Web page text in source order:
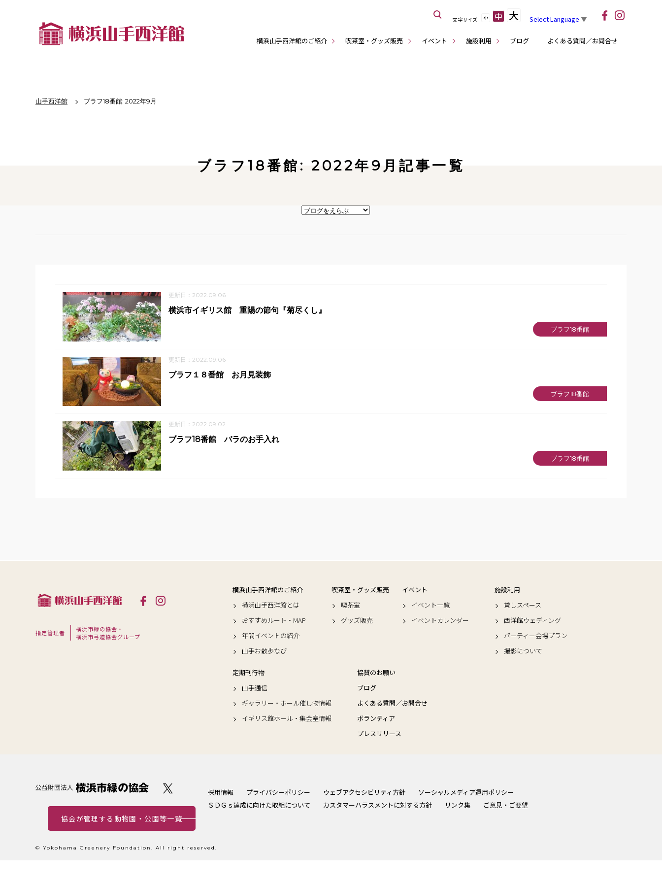
横浜山手西洋館のご紹介 喫茶室・グッズ販売 イベント 施設利用 ブログ よくある質問／お問合せ
文字サイズ 小 中 大 Select Language ▼
山手西洋館 ブラフ18番館: 2022年9月
ブラフ18番館: 2022年9月記事一覧
更新日：2022.09.06
ブラフ18番館
横浜市イギリス館 重陽の節句『菊尽くし』
更新日：2022.09.06
ブラフ18番館
ブラフ１８番館 お月見装飾
更新日：2022.09.02
ブラフ18番館
ブラフ18番館 バラのお手入れ
指定管理者
横浜市緑の協会・
横浜市弓道協会グループ
横浜山手西洋館のご紹介
横浜山手西洋館とは
おすすめルート・MAP
年間イベントの紹介
山手お散歩なび
喫茶室・グッズ販売
喫茶室
グッズ販売
イベント
イベント一覧
イベントカレンダー
施設利用
貸しスペース
西洋館ウェディング
パーティー会場プラン
撮影について
定期刊行物
山手通信
ギャラリー・ホール催し物情報
イギリス館ホール・集会室情報
協賛のお願い
ブログ
よくある質問／お問合せ
ボランティア
プレスリリース
協会が管理する動物園・公園等一覧
採用情報 プライバシーポリシー ウェブアクセシビリティ方針
ソーシャルメディア運用ポリシー
ＳＤＧｓ達成に向けた取組について
カスタマーハラスメントに対する方針 リンク集 ご意見・ご要望
© Yokohama Greenery Foundation. All right reserved.